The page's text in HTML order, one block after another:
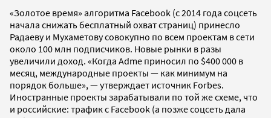
«Золотое время» алгоритма Facebook (с 2014 года соцсеть
начала снижать бесплатный охват страниц) принесло
Радаеву и Мухаметову совокупно по всем проектам в сети
около 100 млн подписчиков. Новые рынки в разы
увеличили доход. «Когда Adme приносил по $400 000 в
месяц, международные проекты — как минимум на
порядок больше», — утверждает источник Forbes.
Иностранные проекты зарабатывали по той же схеме, что
и российские: трафик с Facebook (а позже соцсеть дала